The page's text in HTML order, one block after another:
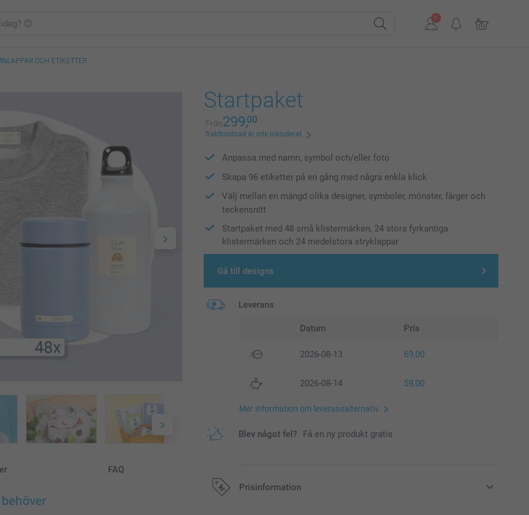
OCH ETIKETTER
FAQ
Startpaket
Från299,00
fraktkostnad är inte inkluderat
Anpassa med namn, symbol och/eller foto
Skapa 96 etiketter på en gång med några enkla klick
Välj mellan en mängd olika designer, symboler, mönster, färger och
teckensnitt
Startpaket med 48 små klistermärken, 24 stora fyrkantiga
klistermärken och 24 medelstora stryklappar
Gå till designs
Leverans
Datum Pris
2026-08-13 69,00
2026-08-14 59,00
Mer information om leveransalternativ
Blev något fel? Få en ny produkt gratis
Prisinformation